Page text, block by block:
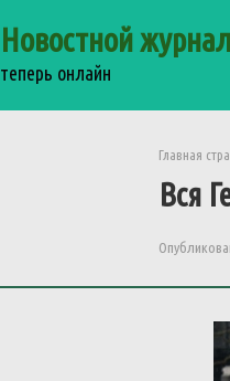
Новостной журнал
теперь онлайн
Главная
Вся